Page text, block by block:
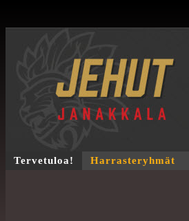
Tervetuloa! Harrasteryhmät